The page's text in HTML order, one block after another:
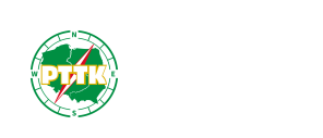
content